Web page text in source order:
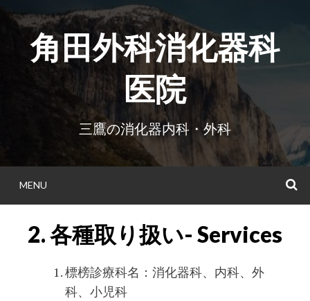
content角田外科消化器科
医院
三鷹の消化器内科・外科
MENU
2. 各種取り扱い- Services
標榜診療科名：消化器科、内科、外
科、小児科